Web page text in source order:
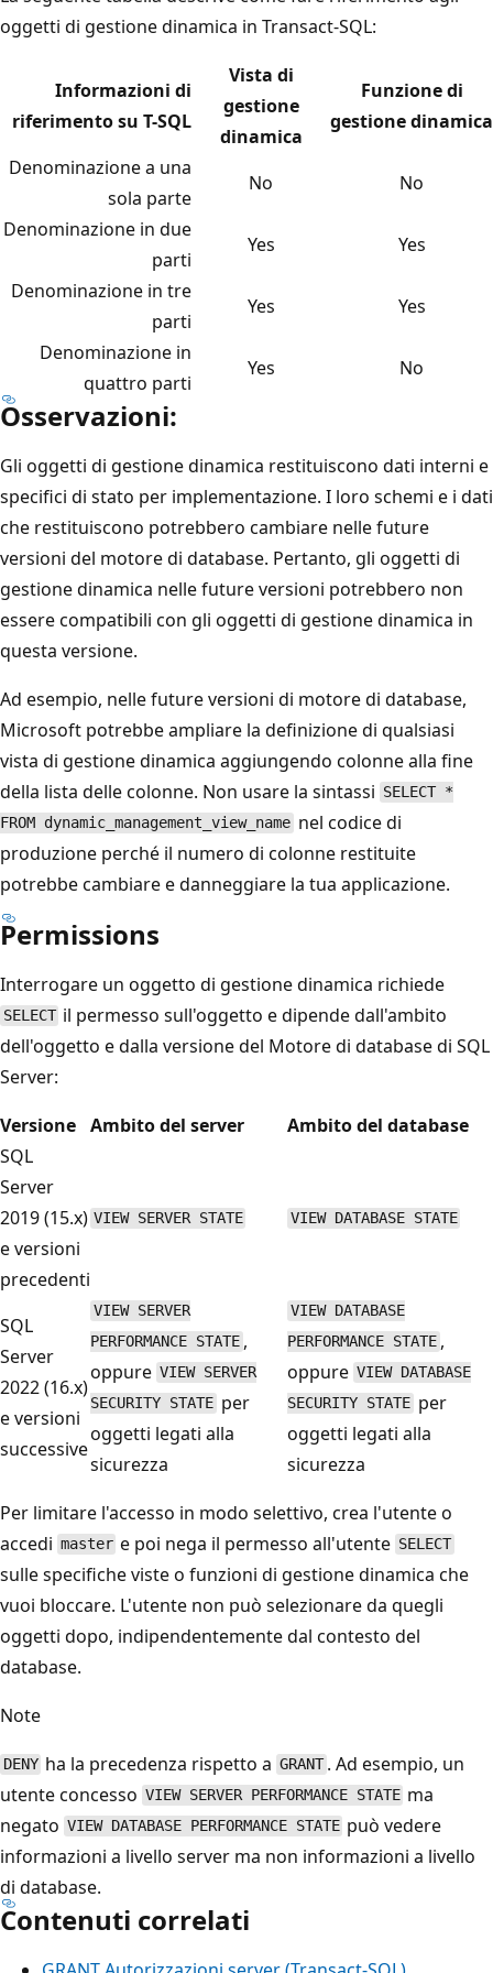
oggetti di gestione dinamica in Transact-SQL:
Informazioni di
riferimento su T-SQL
Vista di
gestione
dinamica
Funzione di
gestione dinamica
Denominazione a una
sola parte
No
No
Denominazione in due
parti
Yes
Yes
Denominazione in tre
parti
Yes
Yes
Denominazione in
quattro parti
Yes No
Osservazioni:
Gli oggetti di gestione dinamica restituiscono dati interni e
specifici di stato per implementazione. I loro schemi e i dati
che restituiscono potrebbero cambiare nelle future
versioni del motore di database. Pertanto, gli oggetti di
gestione dinamica nelle future versioni potrebbero non
essere compatibili con gli oggetti di gestione dinamica in
questa versione.
Ad esempio, nelle future versioni di motore di database,
Microsoft potrebbe ampliare la definizione di qualsiasi
vista di gestione dinamica aggiungendo colonne alla fine
della lista delle colonne. Non usare la sintassi SELECT *
FROM dynamic_management_view_name nel codice di
produzione perché il numero di colonne restituite
potrebbe cambiare e danneggiare la tua applicazione.
Permissions
Interrogare un oggetto di gestione dinamica richiede
SELECT il permesso sull'oggetto e dipende dall'ambito
dell'oggetto e dalla versione del Motore di database di SQL
Server:
Versione Ambito del server
Ambito del database
SQL
Server
2019 (15.x)
e versioni
precedenti
VIEW SERVER STATE VIEW DATABASE STATE
SQL
Server
2022 (16.x)
e versioni
successive
VIEW SERVER
PERFORMANCE STATE ,
oppure VIEW SERVER
SECURITY STATE per
oggetti legati alla
sicurezza
VIEW DATABASE
PERFORMANCE STATE ,
oppure VIEW DATABASE
SECURITY STATE per
oggetti legati alla
sicurezza
Per limitare l'accesso in modo selettivo, crea l'utente o
accedi master e poi nega il permesso all'utente SELECT
sulle specifiche viste o funzioni di gestione dinamica che
vuoi bloccare. L'utente non può selezionare da quegli
oggetti dopo, indipendentemente dal contesto del
database.
Note
DENY ha la precedenza rispetto aGRANT. Ad esempio, un
utente concesso VIEW SERVER PERFORMANCE STATE ma
negato VIEW DATABASE PERFORMANCE STATE può vedere
informazioni a livello server ma non informazioni a livello
di database.
Contenuti correlati